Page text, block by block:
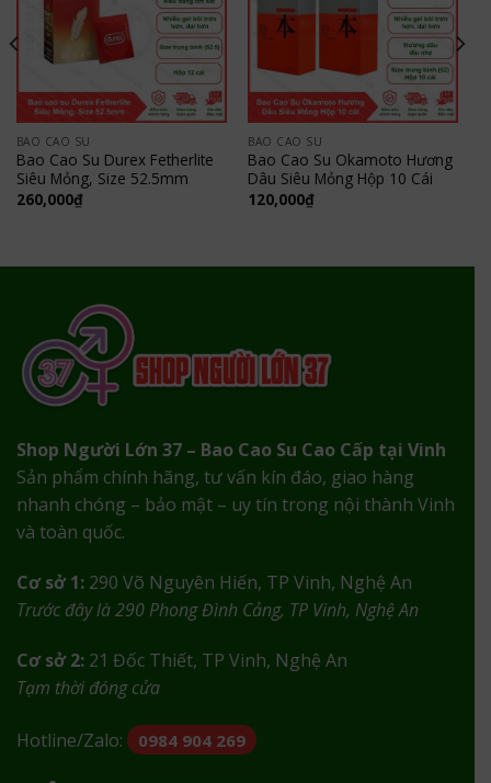
BAO CAO SU
Bao Cao Su Durex Fetherlite
Siêu Mỏng, Size 52.5mm
260,000₫
BAO CAO SU
Bao Cao Su Okamoto Hương
Dâu Siêu Mỏng Hộp 10 Cái
120,000₫
Shop Người Lớn 37 – Bao Cao Su Cao Cấp tại Vinh
Sản phẩm chính hãng, tư vấn kín đáo, giao hàng
nhanh chóng – bảo mật – uy tín trong nội thành Vinh
và toàn quốc.
Cơ sở 1: 290 Võ Nguyên Hiến, TP Vinh, Nghệ An
Trước đây là 290 Phong Đình Cảng, TP Vinh, Nghệ An
Cơ sở 2: 21 Đốc Thiết, TP Vinh, Nghệ An
Tạm thời đóng cửa
Hotline/Zalo: 0984 904 269